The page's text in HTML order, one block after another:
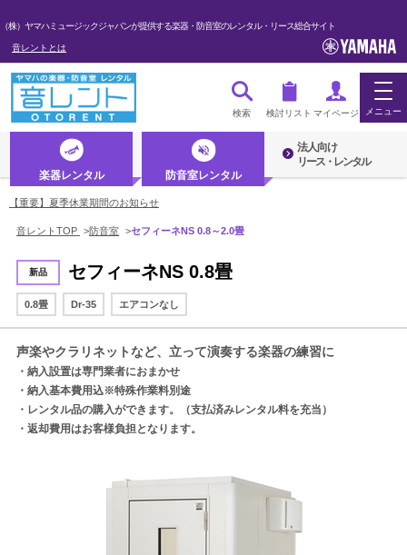
（株）ヤマハミュージックジャパンが提供する楽器・防音室のレンタル・リース総合サイト
音レントとは
検索 検討リスト マイページ メニュー
ログイン・マイページ
初めての方へ・音レントとは
楽器レンタル
管楽器
弦楽器
ギター・ウクレレ
電子ピアノ・エレクトーン・シンセ
楽器レンタル 防音室レンタル
法人向け
リース・レンタル
【重要】夏季休業期間のお知らせ
音レントTOP >防音室 >セフィーネNS 0.8～2.0畳
新品 セフィーネNS 0.8畳
0.8畳 Dr-35 エアコンなし
声楽やクラリネットなど、立って演奏する楽器の練習に
・納入設置は専門業者におまかせ
・納入基本費用込※特殊作業料別途
・レンタル品の購入ができます。（支払済みレンタル料を充当）
・返却費用はお客様負担となります。